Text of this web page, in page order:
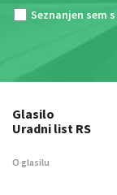
Seznanjen sem s
Glasilo
Uradni list RS
O glasilu